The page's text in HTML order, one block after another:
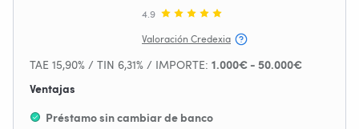
4.9
Valoración Credexia
TAE 15,90% / TIN 6,31% / IMPORTE: 1.000€ - 50.000€
Ventajas
Préstamo sin cambiar de banco